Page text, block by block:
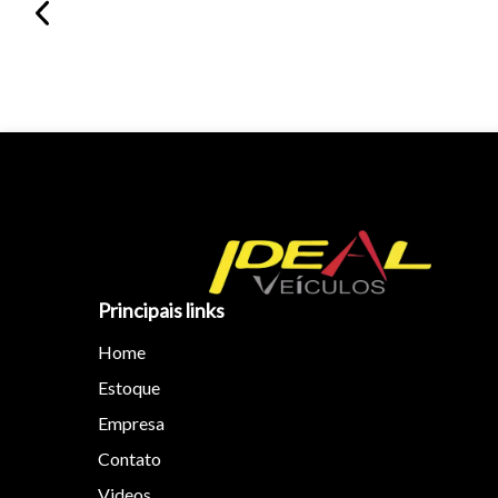
Principais links
Home
Estoque
Empresa
Contato
Videos